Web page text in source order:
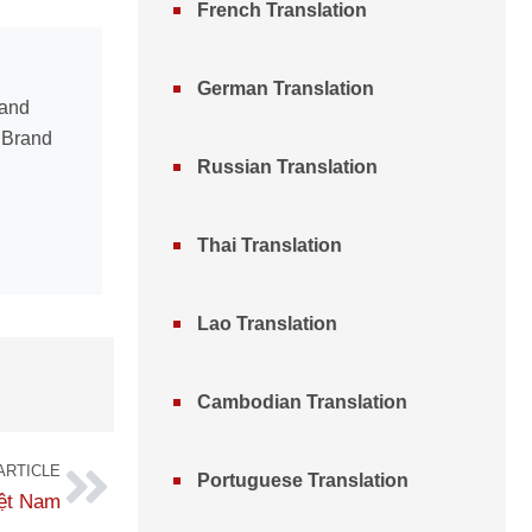
Nam
French Translation
German Translation
Russian Translation
Thai Translation
Lao Translation
Cambodian Translation
Portuguese Translation